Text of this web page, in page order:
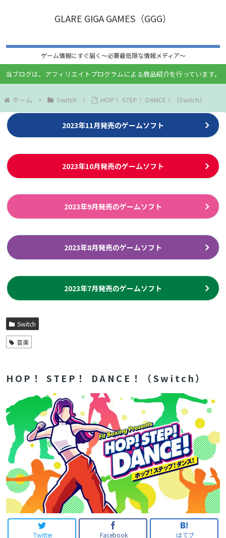
GLARE GIGA GAMES（GGG）
ゲーム情報にすぐ届く〜必要最低限な情報メディア〜
当ブログは、アフィリエイトプログラムによる商品紹介を行っています。
ホーム Switch HOP！ STEP！ DANCE！（Switch）
2023年11月発売のゲームソフト
2023年10月発売のゲームソフト
2023年9月発売のゲームソフト
2023年8月発売のゲームソフト
2023年7月発売のゲームソフト
Switch
音楽
HOP！ STEP！ DANCE！（Switch）
Twitter Facebook はてブ